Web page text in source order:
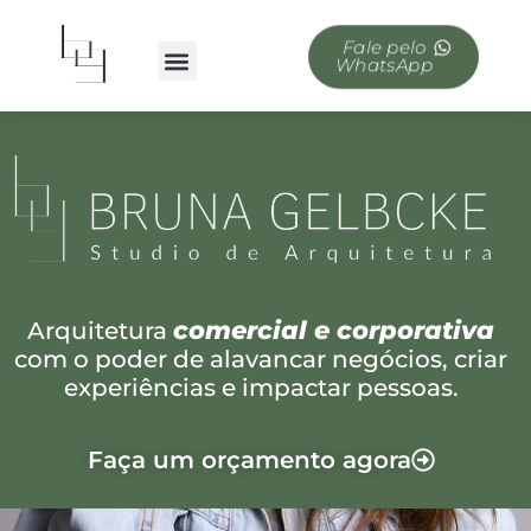
Fale pelo
WhatsApp
Arquitetura comercial e corporativa
com o poder de alavancar negócios, criar
experiências e impactar pessoas.
Faça um orçamento agora